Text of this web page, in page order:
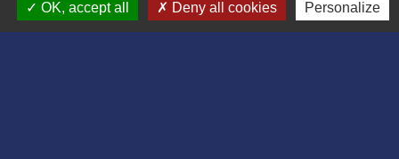
Étranger - Europe
OK, accept all
Deny all cookies Personalize